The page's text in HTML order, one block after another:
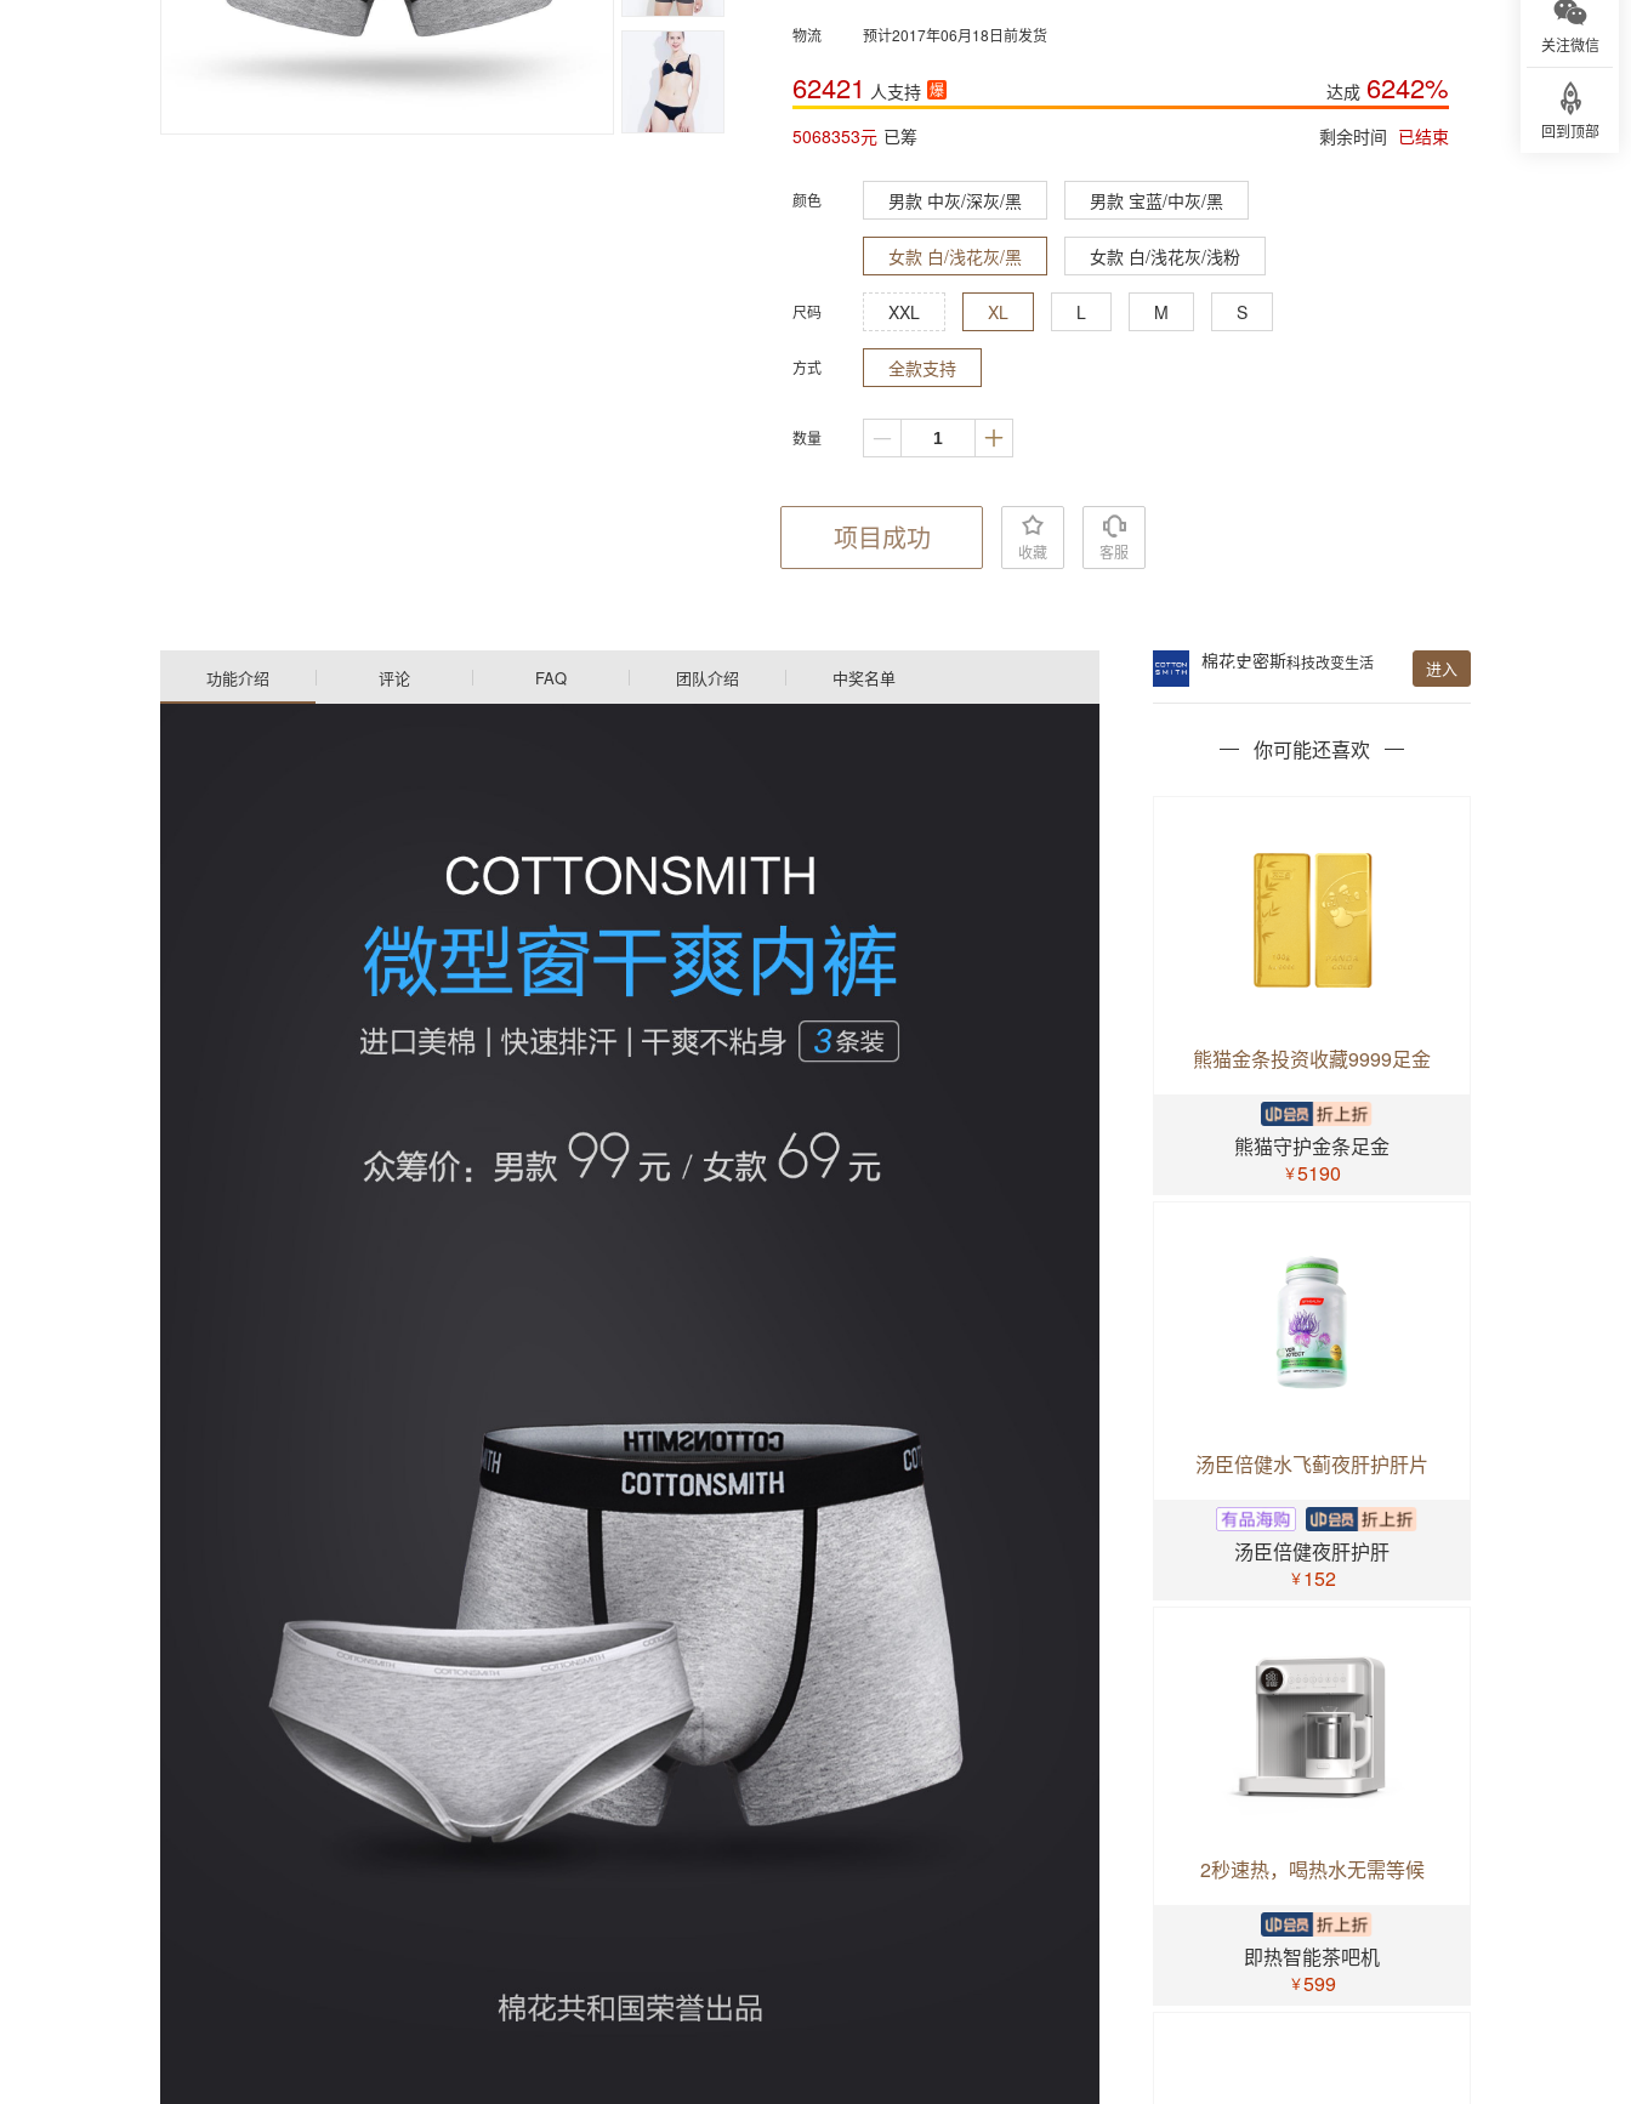
物流 预计2017年06月18日前发货
62421 人支持 爆 达成 6242%
5068353元 已筹 剩余时间 已结束
颜色 男款 中灰/深灰/黑 男款 宝蓝/中灰/黑
女款 白/浅花灰/黑 女款 白/浅花灰/浅粉
尺码 XXL XL L M S
方式 全款支持
数量
项目成功 收藏 客服
功能介绍 评论 FAQ 团队介绍 中奖名单
棉花史密斯科技改变生活 进入
你可能还喜欢
熊猫金条投资收藏9999足金
熊猫守护金条足金
￥5190
汤臣倍健水飞蓟夜肝护肝片
汤臣倍健夜肝护肝
￥152
2秒速热，喝热水无需等候
即热智能茶吧机
￥599
关注微信
回到顶部